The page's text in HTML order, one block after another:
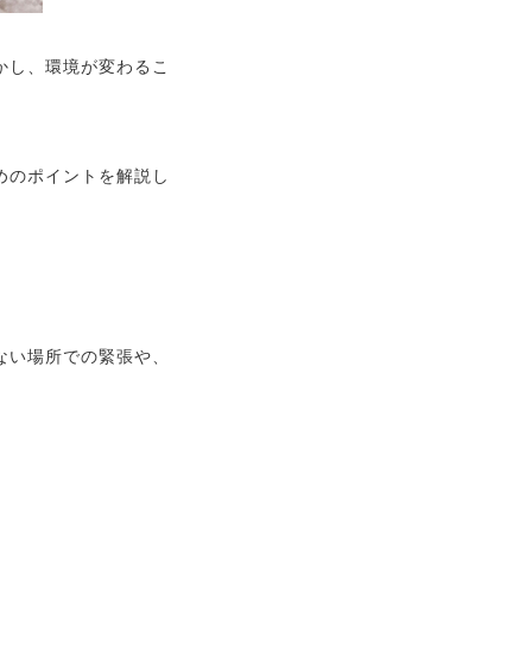
、環境が変わるこ
ポイントを解説し
場所での緊張や、